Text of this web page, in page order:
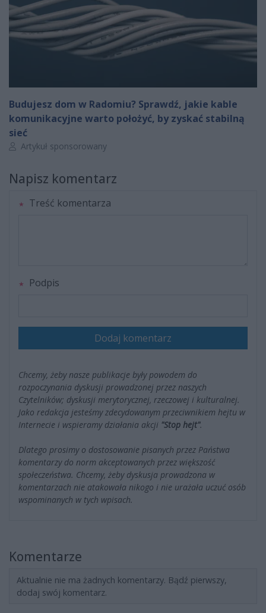
Budujesz dom w Radomiu? Sprawdź, jakie kable
komunikacyjne warto położyć, by zyskać stabilną
sieć
Autor artykułu:
Artykuł sponsorowany
Napisz komentarz
Treść komentarza
Podpis
Dodaj komentarz
Chcemy, żeby nasze publikacje były powodem do
rozpoczynania dyskusji prowadzonej przez naszych
Czytelników; dyskusji merytorycznej, rzeczowej i kulturalnej.
Jako redakcja jesteśmy zdecydowanym przeciwnikiem hejtu w
Internecie i wspieramy działania akcji "Stop hejt".
Dlatego prosimy o dostosowanie pisanych przez Państwa
komentarzy do norm akceptowanych przez większość
społeczeństwa. Chcemy, żeby dyskusja prowadzona w
komentarzach nie atakowała nikogo i nie urażała uczuć osób
wspominanych w tych wpisach.
Komentarze
Aktualnie nie ma żadnych komentarzy. Bądź pierwszy,
dodaj swój komentarz.